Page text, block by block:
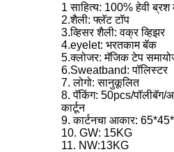
1 साहित्य: 100% हेवी
2.शैली: फ्लॅट टॉप
3.व्हिसर शैली: वक्र व्हिझर
4.eyelet: भरतकाम बॅक
5.क्लोजर: मॅजिक टेप
6.Sweatband: पॉलिस्टर
7. लोगो: सानुकूलित
8. पॅकिंग: 50pcs/
कार्टून
9. कार्टनचा आकार:
10. GW: 15KG
11. NW:13KG